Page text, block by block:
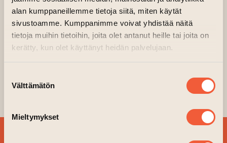
alan kumppaneillemme tietoja siitä, miten käytät
sivustoamme. Kumppanimme voivat yhdistää näitä
tietoja muihin tietoihin, joita olet antanut heille tai joita on
kerätty, kun olet käyttänyt heidän palvelujaan.
valinta
Välttämätön
Mieltymykset